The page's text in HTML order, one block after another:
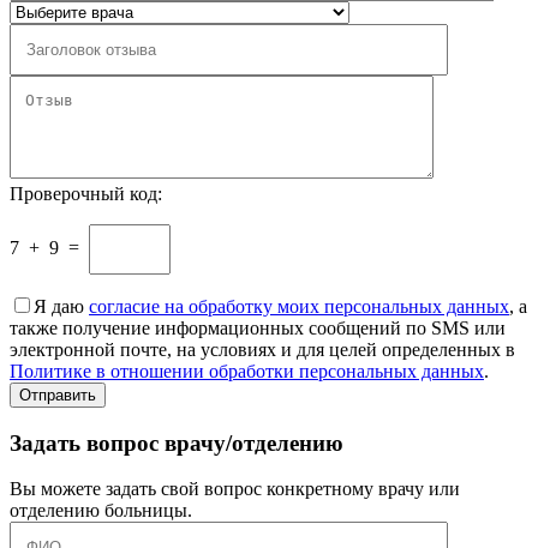
Проверочный код:
7 + 9 =
Я даю согласие на обработку моих персональных данных, а
также получение информационных сообщений по SMS или
электронной почте, на условиях и для целей определенных в
Политике в отношении обработки персональных данных.
Задать вопрос врачу/отделению
Вы можете задать свой вопрос конкретному врачу или
отделению больницы.